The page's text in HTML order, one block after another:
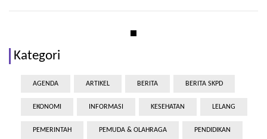
Kategori
AGENDA ARTIKEL BERITA BERITA SKPD
EKONOMI INFORMASI KESEHATAN LELANG
PEMERINTAH PEMUDA & OLAHRAGA PENDIDIKAN